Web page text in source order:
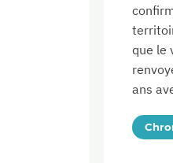
que le
ans